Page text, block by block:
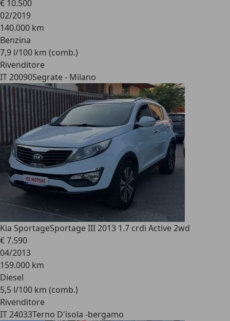
€ 10.500
02/2019
140.000 km
Benzina
7,9 l/100 km (comb.)
Rivenditore
IT 20090Segrate - Milano
Kia SportageSportage III 2013 1.7 crdi Active 2wd
€ 7.590
04/2013
159.000 km
Diesel
5,5 l/100 km (comb.)
Rivenditore
IT 24033Terno D'isola -bergamo